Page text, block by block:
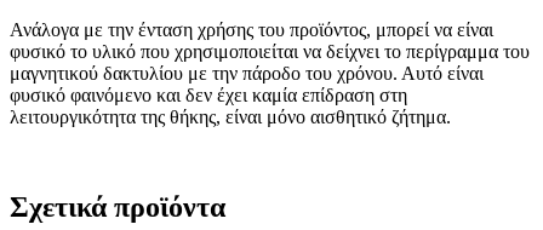
Ανάλογα με την ένταση χρήσης του προϊόντος, μπορεί να είναι
φυσικό το υλικό που χρησιμοποιείται να δείχνει το περίγραμμα του
μαγνητικού δακτυλίου με την πάροδο του χρόνου. Αυτό είναι
φυσικό φαινόμενο και δεν έχει καμία επίδραση στη
λειτουργικότητα της θήκης, είναι μόνο αισθητικό ζήτημα.
Σχετικά προϊόντα